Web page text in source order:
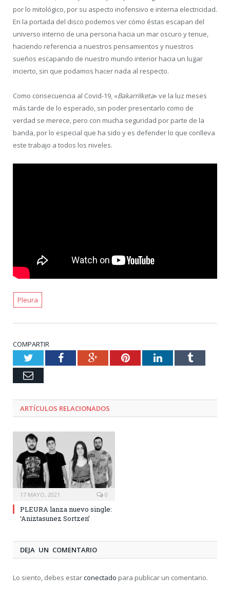
por lo mitológico, por su aspecto inofensivo e interna electricidad.
En la portada del disco podemos ver cómo éstas escapan del
universo interno de una persona hacia un mar oscuro y tenue,
haciendo referencia a nuestros pensamientos y nuestros
sueños escapando de nuestro mundo interior hacia un lugar
incierto, sin que podamos hacer nada al respecto.
Como consecuencia al Covid-19, «Bakarrilketa» ve la luz meses
más tarde de lo esperado, sin poder presentarlo como de
verdad se merece, pero con mucha seguridad por parte de la
banda, por lo especial que ha sido y es defender lo que conlleva
este trabajo a todos los niveles.
Pleura
COMPARTIR
TwitterFacebookGoogle+PinterestLinkedInTumblr
Email
ARTÍCULOS RELACIONADOS
17 MAYO, 2021 0
PLEURA lanza nuevo single:
‘Aniztasunez Sortzen’
DEJA UN COMENTARIO
Lo siento, debes estarconectado para publicar un comentario.